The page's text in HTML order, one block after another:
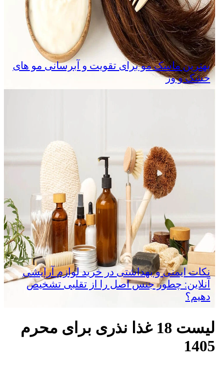
بهترین ماسک مو برای تقویت و آبرسانی مو های
خشک و وز
نکات ایمنی و بهداشتی در خرید لوازم آرایشی
آنلاین: چطور جنس اصل را از تقلبی تشخیص
دهیم؟
لیست 18 غذا نذری برای محرم
1405